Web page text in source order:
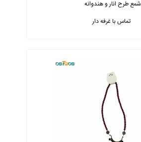
شمع طرح انار و هندوانه
تماس با غرفه دار